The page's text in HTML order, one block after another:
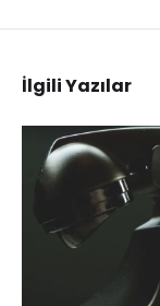
İlgili Yazılar